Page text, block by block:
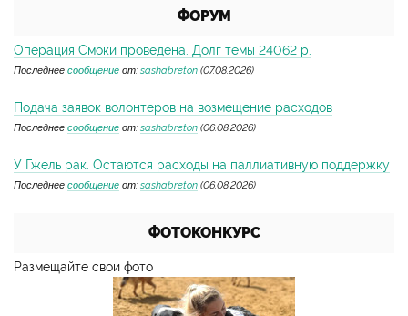
ФОРУМ
Операция Смоки проведена. Долг темы 24062 р.
Последнее сообщение от: sashabreton (07.08.2026)
Подача заявок волонтеров на возмещение расходов
Последнее сообщение от: sashabreton (06.08.2026)
У Гжель рак. Остаются расходы на паллиативную поддержку
Последнее сообщение от: sashabreton (06.08.2026)
ФОТОКОНКУРС
Размещайте свои фото